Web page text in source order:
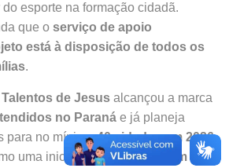
esporte na formação cidadã.
que o serviço de apoio
está à disposição de todos os
.
de Jesus alcançou a marca
no Paraná e já planeja
para no mínimo40 cidades em 2026,
uma iniciativa queinveste em